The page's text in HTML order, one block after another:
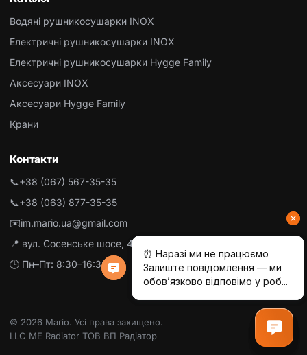
Водяні рушникосушарки INOX
Електричні рушникосушарки INOX
Електричні рушникосушарки Hygge Family
Аксесуари INOX
Аксесуари Hygge Family
Крани
Контакти
📞+38 (067) 567-35-35
📞+38 (063) 877-35-35
✉️im.mario.ua@gmail.com
📍 вул. Сосенське шосе, 4-Б, м. Літин
🕒 Пн–Пт: 8:30–16:30
© 2026 Mario. Усі права захищено.
LLC ME Radiator ТОВ ВП Радіатор